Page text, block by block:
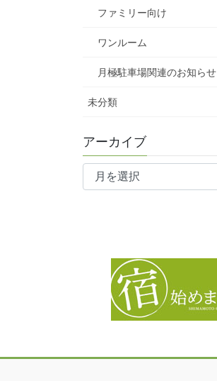
ファミリー向け
ワンルーム
月極駐車場関連のお知らせ
未分類
アーカイブ
ア